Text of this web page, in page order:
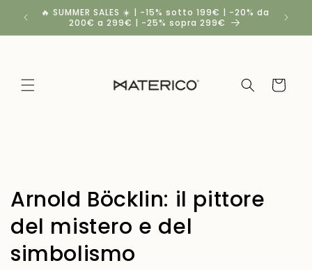
direttamente
ai contenuti
🔥 SUMMER SALES ☀️ | -15% sotto 199€ | -20% da
200€ a 299€ | -25% sopra 299€
Carrello
Arnold Böcklin: il pittore
del mistero e del
simbolismo